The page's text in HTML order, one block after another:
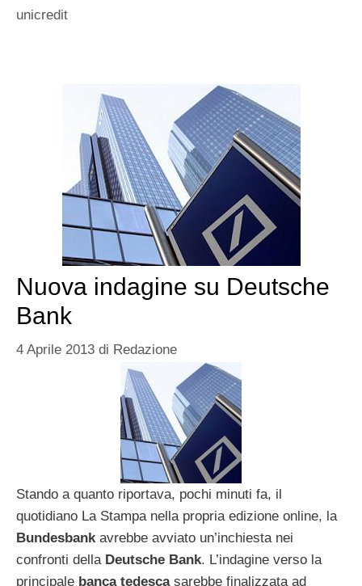
unicredit
Nuova indagine su Deutsche
Bank
4 Aprile 2013 di Redazione
Stando a quanto riportava, pochi minuti fa, il
quotidiano La Stampa nella propria edizione online, la
Bundesbank avrebbe avviato un’inchiesta nei
confronti della Deutsche Bank. L’indagine verso la
principale banca tedescasarebbe finalizzata ad